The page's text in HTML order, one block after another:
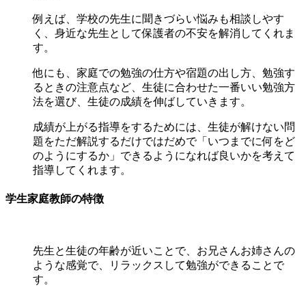
例えば、学校の先生に聞きづらい悩みも相談しやす
く、身近な先生として保護者の不安を解消してくれま
す。
他にも、家庭での勉強の仕方や宿題の出し方、勉強す
るときの注意点など、生徒に合わせた一番いい勉強方
法を選び、生徒の成績を伸ばしていきます。
成績が上がる指導をするためには、生徒が解けない問
題をただ解説するだけではだめで「いつまでに何をど
のようにするか」できるようになれば良いかを考えて
指導してくれます。
学生家庭教師の特徴
先生と生徒の年齢が近いことで、お兄さんお姉さんの
ような感覚で、リラックスして勉強ができることで
す。